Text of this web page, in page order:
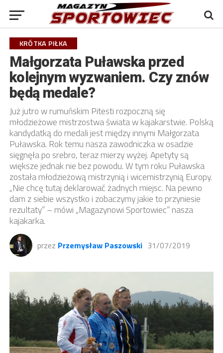
KRÓTKA PIŁKA
Małgorzata Puławska przed
kolejnym wyzwaniem. Czy znów
będą medale?
Już jutro w rumuńskim Pitesti rozpoczną się
młodzieżowe mistrzostwa świata w kajakarstwie. Polską
kandydatką do medali jest między innymi Małgorzata
Puławska. Rok temu nasza zawodniczka w osadzie
sięgnęła po srebro, teraz mierzy wyżej. Apetyty są
większe jednak nie bez powodu. W tym roku Puławska
została młodzieżową mistrzynią i wicemistrzynią Europy.
„Nie chcę tutaj deklarować żadnych miejsc. Na pewno
dam z siebie wszystko i zobaczymy jakie to przyniesie
rezultaty” – mówi „Magazynowi Sportowiec” nasza
kajakarka.
przez Przemysław Paszowski 31/07/2019